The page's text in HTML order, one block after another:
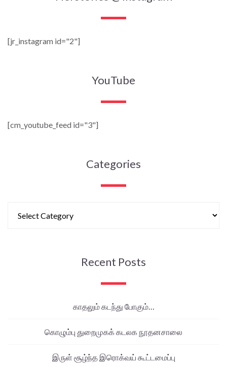
[jr_instagram id="2"]
YouTube
[cm_youtube_feed id="3"]
Categories
Recent Posts
காதலும் கடந்து போகும்…
கொழும்பு துறைமுகக் கடலக நூதனசாலை
இருள் சூழ்ந்த இரொக்வய் கூட்டமைப்பு